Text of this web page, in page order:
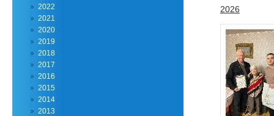
2026
2022
2021
2020
2019
2018
2017
2016
2015
2014
2013